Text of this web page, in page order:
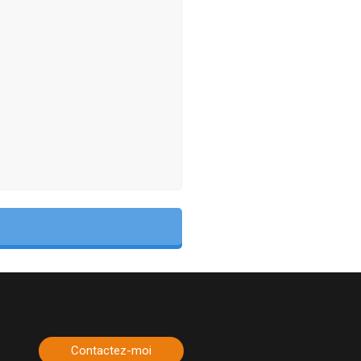
Contactez-moi